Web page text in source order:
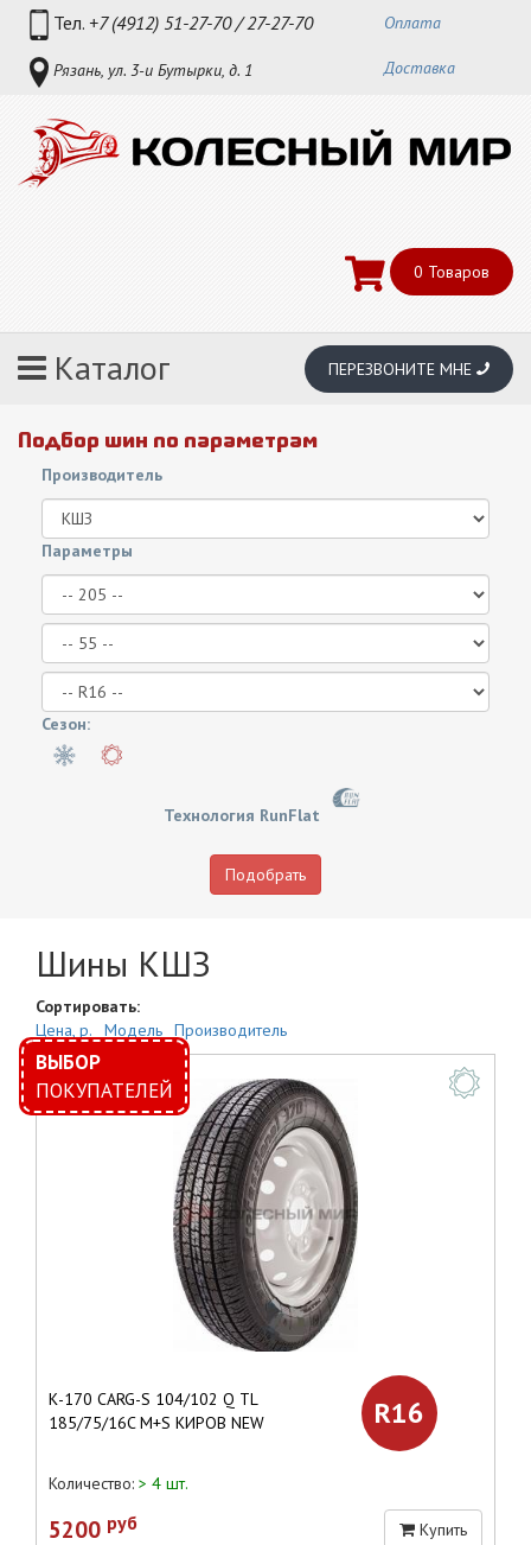
Тел. +7 (4912) 51-27-70 / 27-27-70
Рязань, ул. 3-и Бутырки, д. 1
Оплата
Доставка
0 Товаров
Каталог ПЕРЕЗВОНИТЕ МНЕ
Подбор шин по параметрам
Производитель
Параметры
Сезон:
Технология RunFlat
Подобрать
Шины КШЗ
Сортировать:
Цена, р.
Модель Производитель
ВЫБОР
ПОКУПАТЕЛЕЙ
К-170 CARG-S 104/102 Q TL
185/75/16C M+S КИРОВ NEW
R16
Количество: > 4 шт.
5200 руб Купить